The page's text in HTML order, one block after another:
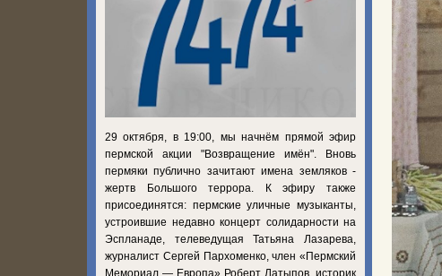
29 октября, в 19:00, мы начнём прямой эфир
пермской акции "Возвращение имён". Вновь
пермяки публично зачитают имена земляков -
жертв Большого террора. К эфиру также
присоединятся: пермские уличные музыканты,
устроившие недавно концерт солидарности на
Эспланаде, телеведущая Татьяна Лазарева,
журналист Сергей Пархоменко, член «Пермский
Мемориал — Европа» Роберт Латыпов, историк